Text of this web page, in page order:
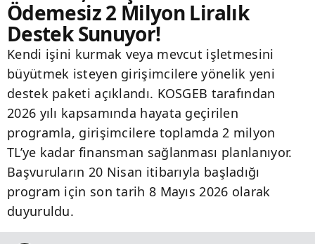
Ödemesiz 2 Milyon Liralık
Destek Sunuyor!
Kendi işini kurmak veya mevcut işletmesini
büyütmek isteyen girişimcilere yönelik yeni
destek paketi açıklandı. KOSGEB tarafından
2026 yılı kapsamında hayata geçirilen
programla, girişimcilere toplamda 2 milyon
TL’ye kadar finansman sağlanması planlanıyor.
Başvuruların 20 Nisan itibarıyla başladığı
program için son tarih 8 Mayıs 2026 olarak
duyuruldu.